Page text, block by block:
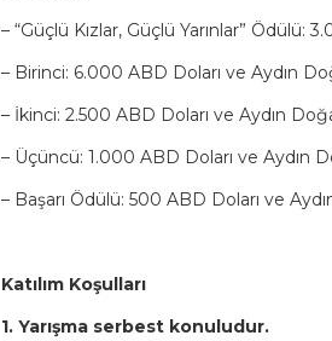
– “Güçlü Kızlar, Güçlü Yarınlar” Ödülü:
– Birinci: 6.000 ABD Doları ve Aydın
– İkinci: 2.500 ABD Doları ve Aydın
– Üçüncü: 1.000 ABD Doları ve Aydın
– Başarı Ödülü: 500 ABD Doları ve
Katılım Koşulları
1. Yarışma serbest konuludur.